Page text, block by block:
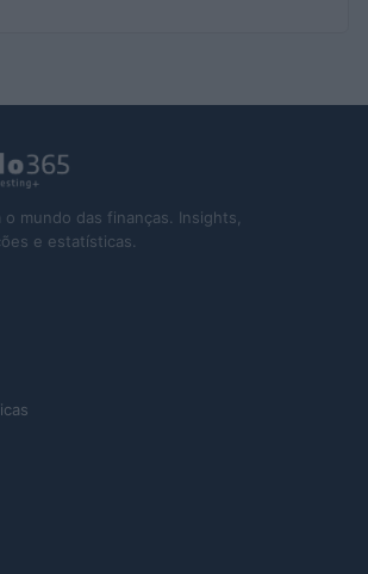
mundo das finanças. Insights,
e estatísticas.